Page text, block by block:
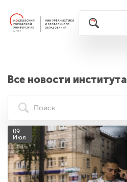
Все новости института
09
Июл